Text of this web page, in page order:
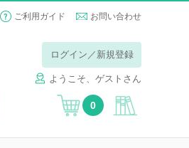
ご利用ガイド お問い合わせ
ログイン／新規登録
ようこそ、ゲストさん
0